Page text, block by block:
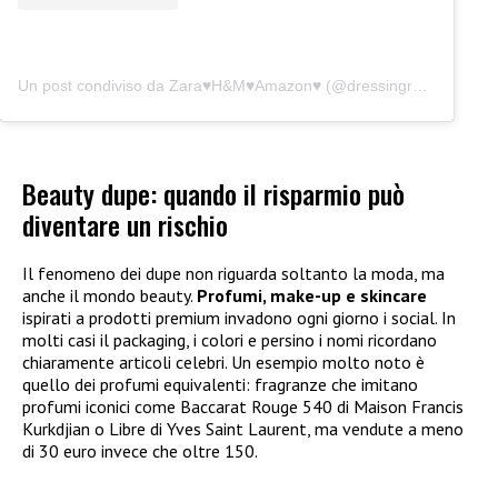
Un post condiviso da Zara♥️H&M♥️Amazon♥️ (@dressingroom.it)
Beauty dupe: quando il risparmio può
diventare un rischio
Il fenomeno dei dupe non riguarda soltanto la moda, ma
anche il mondo beauty. Profumi, make-up e skincare
ispirati a prodotti premium invadono ogni giorno i social. In
molti casi il packaging, i colori e persino i nomi ricordano
chiaramente articoli celebri. Un esempio molto noto è
quello dei profumi equivalenti: fragranze che imitano
profumi iconici come Baccarat Rouge 540 di Maison Francis
Kurkdjian o Libre di Yves Saint Laurent, ma vendute a meno
di 30 euro invece che oltre 150.